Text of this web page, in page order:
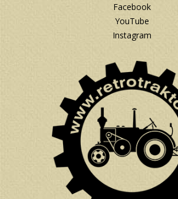
Facebook
YouTube
Instagram